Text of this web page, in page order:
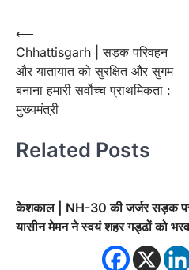
Post
navigation
⟵
Chhattisgarh | सड़क परिवहन
और यातायात को सुरक्षित और सुगम
बनाना हमारी सर्वाेच्च प्राथमिकता :
मुख्यमंत्री
Related Posts
केशकाल | NH-30 की जर्जर सड़क पर
यासीन मेमन ने स्वयं शहर गड्ढों को